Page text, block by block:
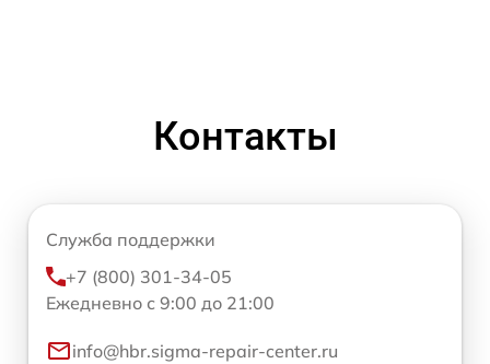
Контакты
Служба поддержки
+7 (800) 301-34-05
Ежедневно с 9:00 до 21:00
info@hbr.sigma-repair-center.ru